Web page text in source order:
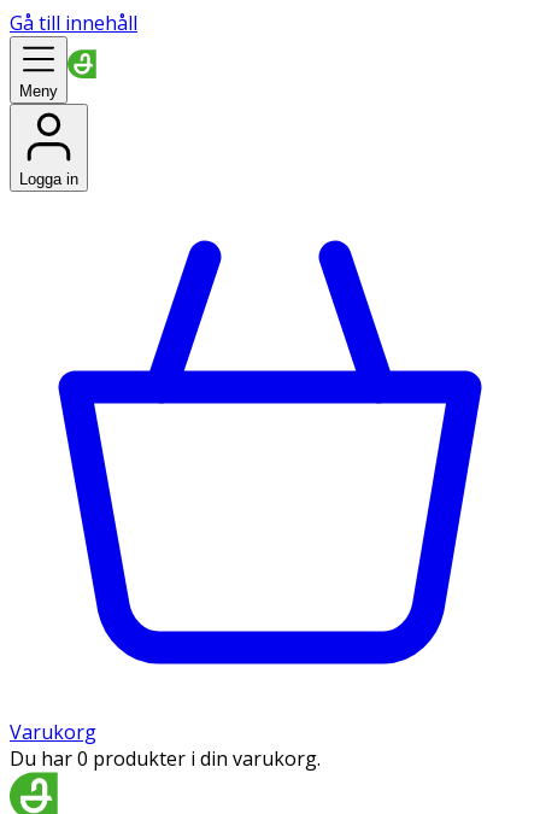
Gå till innehåll
Meny
Logga in
Varukorg
Du har 0 produkter i din varukorg.